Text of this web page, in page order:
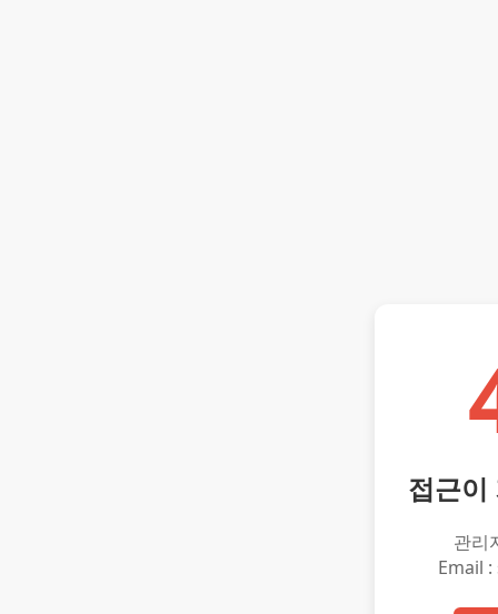
접근이
관리
Email